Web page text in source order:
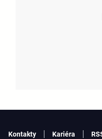
Kontakty Kariéra